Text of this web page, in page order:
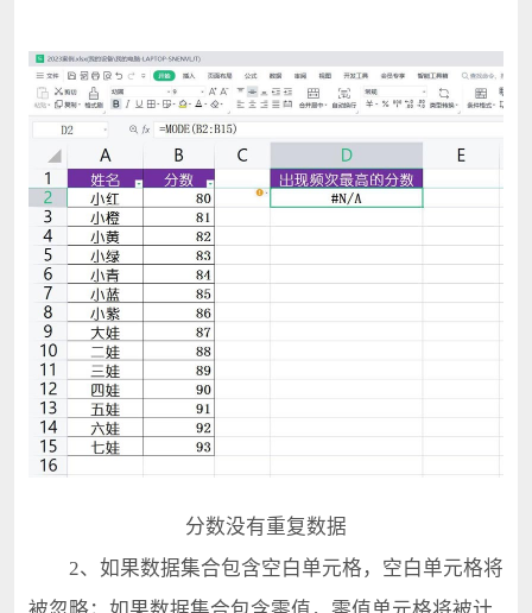
分数没有重复数据
2、如果数据集合包含空白单元格，空白单元格将